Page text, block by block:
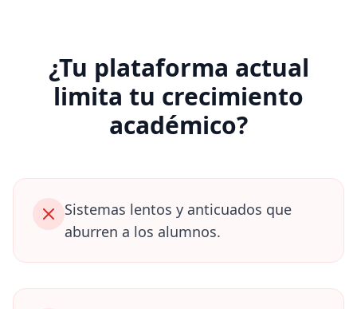
¿Tu plataforma actual
limita tu crecimiento
académico?
Sistemas lentos y anticuados que
aburren a los alumnos.